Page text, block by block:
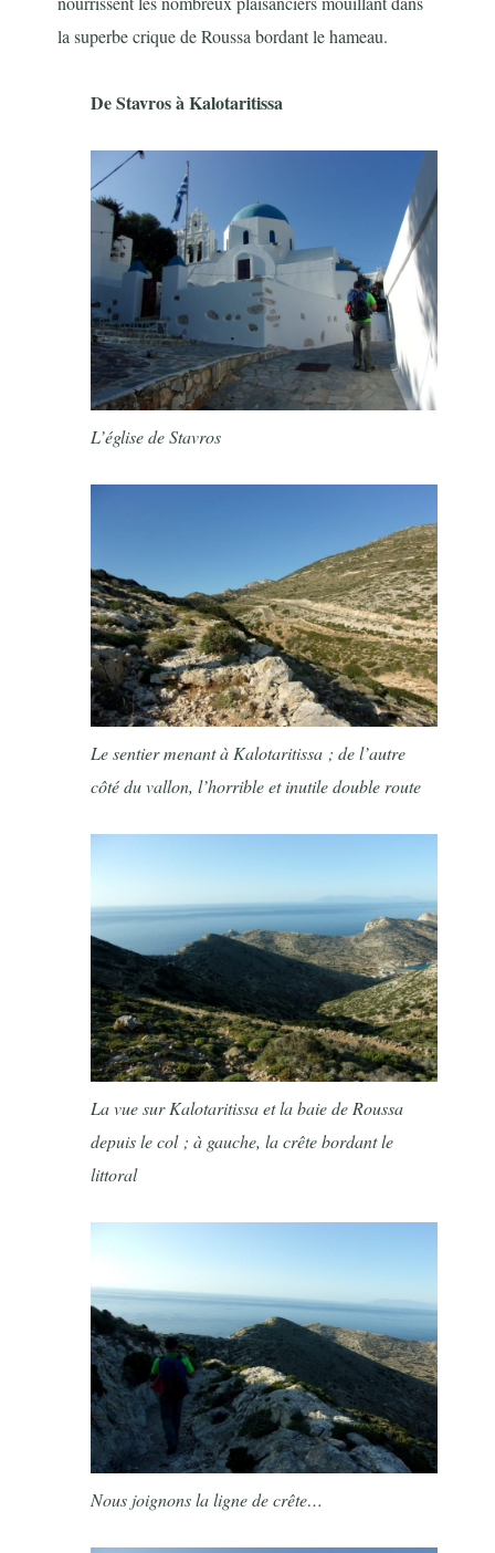
la superbe crique de Roussa bordant le hameau.
De Stavros à Kalotaritissa
L’église de Stavros
Le sentier menant à Kalotaritissa ; de l’autre
côté du vallon, l’horrible et inutile double route
La vue sur Kalotaritissa et la baie de Roussa
depuis le col ; à gauche, la crête bordant le
littoral
Nous joignons la ligne de crête…